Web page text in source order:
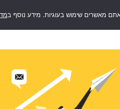
מאשרים שימוש בעוגיות. מידע נוסף ב